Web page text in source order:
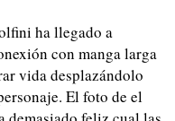
ha llegado a
con manga larga
vida desplazándolo
El foto de el